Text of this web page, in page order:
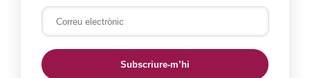
Subscriure-m’hi